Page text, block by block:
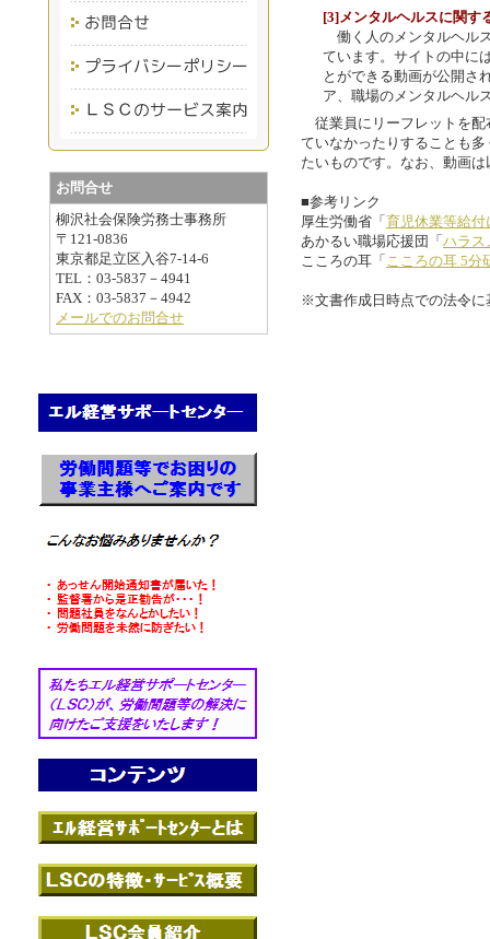
[3]メンタルヘルスに関す
働く人のメンタルヘル
ています。サイトの中に
とができる動画が公開さ
ア、職場のメンタルヘル
従業員にリーフレットを配
ていなかったりすることも
たいものです。なお、動画
■参考リンク
厚生労働省「育児休業等給付
あかるい職場応援団「ハラス
こころの耳「 こころの耳 5分
※文書作成日時点での法令
お問合せ
柳沢社会保険労務士事務所
〒121-0836
東京都足立区入谷7-14-6
TEL：03-5837－4941
FAX：03-5837－4942
メールでのお問合せ